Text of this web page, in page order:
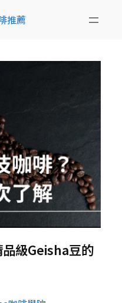
推薦
級Geisha豆的